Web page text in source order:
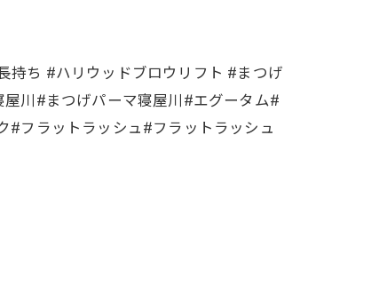
ち #ハリウッドブロウリフト #まつげ
川#まつげパーマ寝屋川#エグータム#
フラットラッシュ#フラットラッシュ